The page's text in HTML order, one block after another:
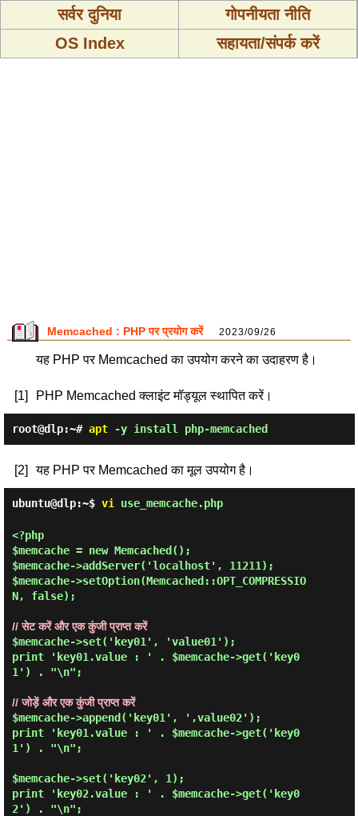
सर्वर दुनिया
गोपनीयता नीति
OS Index
सहायता/संपर्क करें
Memcached : PHP पर प्रयोग करें 2023/09/26
यह PHP पर Memcached का उपयोग करने का उदाहरण है।
[1] PHP Memcached क्लाइंट मॉड्यूल स्थापित करें।
root@dlp:~# apt-y install php-memcached
[2] यह PHP पर Memcached का मूल उपयोग है।
ubuntu@dlp:~$ vi use_memcache.php
<?php
$memcache = new Memcached();
$memcache->addServer('localhost', 11211);
$memcache->setOption(Memcached::OPT_COMPRESSIO
N, false);
// सेट करें और एक कुंजी प्राप्त करें
$memcache->set('key01', 'value01');
print 'key01.value : ' . $memcache->get('key0
1') . "\n";
// जोड़ें और एक कुंजी प्राप्त करें
$memcache->append('key01', ',value02');
print 'key01.value : ' . $memcache->get('key0
1') . "\n";
$memcache->set('key02', 1);
print 'key02.value : ' . $memcache->get('key0
2') . "\n";